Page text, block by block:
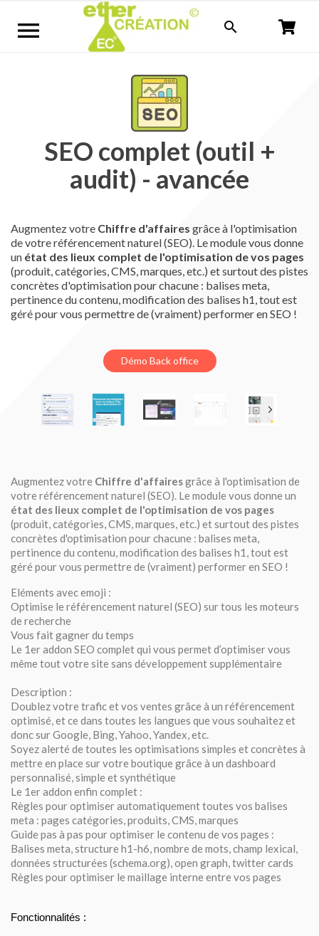
 
SEO complet (outil +
audit) - avancée
Augmentez votre Chiffre d'affaires grâce à l'optimisation
de votre référencement naturel (SEO). Le module vous donne
un état des lieux complet de l'optimisation de vos pages
(produit, catégories, CMS, marques, etc.) et surtout des pistes
concrètes d'optimisation pour chacune : balises meta,
pertinence du contenu, modification des balises h1, tout est
géré pour vous permettre de (vraiment) performer en SEO !
Démo Back office
Augmentez votre Chiffre d'affairesgrâce à l'optimisation de
votre référencement naturel (SEO). Le module vous donne un
état des lieux complet de l'optimisation de vos pages
(produit, catégories, CMS, marques, etc.) et surtout des pistes
concrètes d'optimisation pour chacune : balises meta,
pertinence du contenu, modification des balises h1, tout est
géré pour vous permettre de (vraiment) performer en SEO !
Eléments avec emoji :
Optimise le référencement naturel (SEO) sur tous les moteurs
de recherche
Vous fait gagner du temps
Le 1er addon SEO complet qui vous permet d’optimiser vous
même tout votre site sans développement supplémentaire
Description :
Doublez votre trafic et vos ventes grâce à un référencement
optimisé, et ce dans toutes les langues que vous souhaitez et
donc sur Google, Bing, Yahoo, Yandex, etc.
Soyez alerté de toutes les optimisations simples et concrètes à
mettre en place sur votre boutique grâce à un dashboard
personnalisé, simple et synthétique
Le 1er addon enfin complet :
Règles pour optimiser automatiquement toutes vos balises
meta : pages catégories, produits, CMS, marques
Guide pas à pas pour optimiser le contenu de vos pages :
Balises meta, structure h1-h6, nombre de mots, champ lexical,
données structurées (schema.org), open graph, twitter cards
Règles pour optimiser le maillage interne entre vos pages
Fonctionnalités :